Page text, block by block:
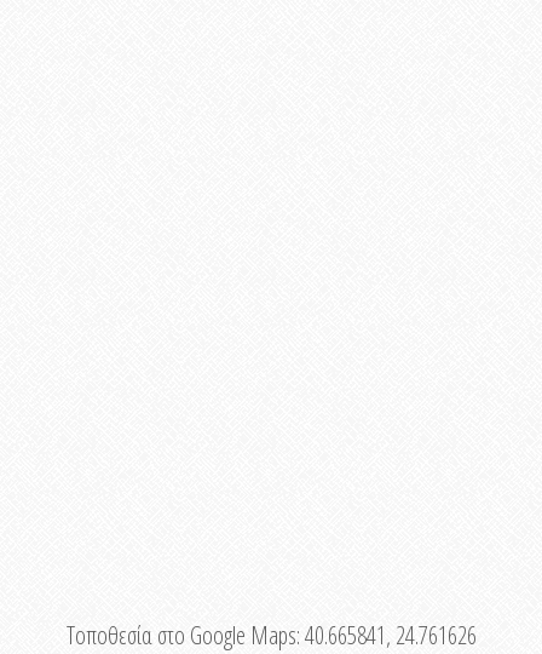
Τοποθεσία στο Google Maps:40.665841, 24.761626